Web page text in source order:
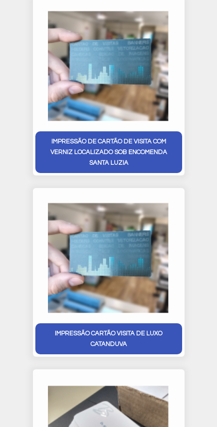
IMPRESSÃO DE CARTÃO DE VISITA COM
VERNIZ LOCALIZADO SOB ENCOMENDA
SANTA LUZIA
IMPRESSÃO CARTÃO VISITA DE LUXO
CATANDUVA